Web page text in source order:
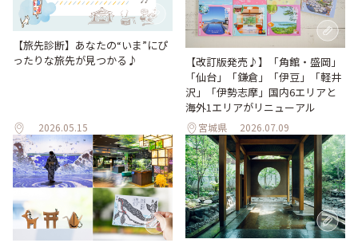
【旅先診断】あなたの“いま”にぴ
ったりな旅先が見つかる♪
2026.05.15
【改訂版発売♪】「角館・盛岡」
「仙台」「鎌倉」「伊豆」「軽井
沢」「伊勢志摩」国内6エリアと
海外1エリアがリニューアル
宮城県 2026.07.09